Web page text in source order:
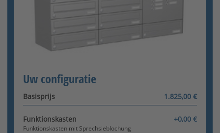
Uw configuratie
Basisprijs 1.825,00 €
Funktionskasten +0,00 €
Funktionskasten mit Sprechsieblochung